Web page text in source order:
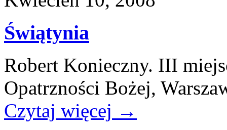
Świątynia
Robert Konieczny. III
Opatrzności Bożej,
Czytaj więcej →